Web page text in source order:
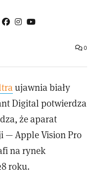
0
ujawnia biały
Digital potwierdza
że aparat
— Apple Vision Pro
na rynek
roku.